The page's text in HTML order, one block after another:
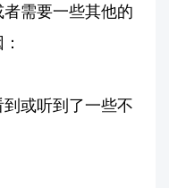
需要一些其他的
或听到了一些不